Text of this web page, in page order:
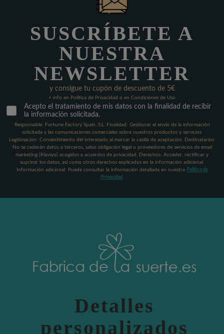
SUSCRÍBETE A
NUESTRA
NEWSLETTER
y consigue tu cupón de descuento de 5€
+ info en Política de Privacidad o en Condiciones de Uso
Acepto el tratamiento de mis datos con la finalidad de recibir
la información solicitada.
Responsable: Fortune Factory Spain, S.L. Finalidad: Gestionar el envío de la información
solicitada y las comunicaciones comerciales sobre nuestros productos y servicios.
Legitimación: Consentimiento del interesado al marcar la casilla de aceptación. Destinatarios:
No se cederán datos a terceros, salvo obligación legal o proveedores de servicios de email
marketing (Klaviyo) acogidos a acuerdos de privacidad. Derechos: Acceder, rectificar y
suprimir los datos, así como otros derechos explicados en la información adicional.
Información adicional: Puede consultar la información detallada en nuestra Política de
Privacidad.
Detalles
personalizados